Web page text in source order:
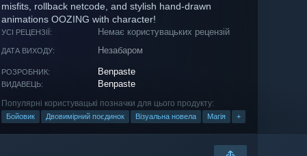
misfits, rollback netcode, and stylish hand-drawn
animations OOZING with character!
УСІ РЕЦЕНЗІЇ: Немає користувацьких рецензій
ДАТА ВИХОДУ: Незабаром
РОЗРОБНИК: Benpaste
ВИДАВЕЦЬ: Benpaste
Популярні користувацькі позначки для цього продукту:
Бойовик Двовимірний поєдинок Візуальна новела Магія +